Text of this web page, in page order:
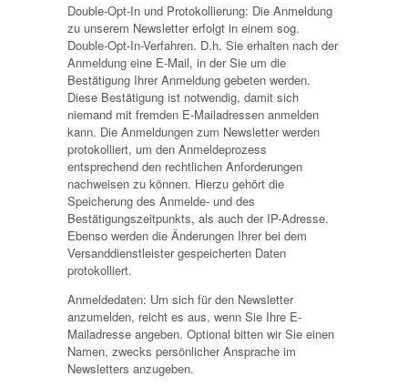
Double-Opt-In und Protokollierung: Die Anmeldung
zu unserem Newsletter erfolgt in einem sog.
Double-Opt-In-Verfahren. D.h. Sie erhalten nach der
Anmeldung eine E-Mail, in der Sie um die
Bestätigung Ihrer Anmeldung gebeten werden.
Diese Bestätigung ist notwendig, damit sich
niemand mit fremden E-Mailadressen anmelden
kann. Die Anmeldungen zum Newsletter werden
protokolliert, um den Anmeldeprozess
entsprechend den rechtlichen Anforderungen
nachweisen zu können. Hierzu gehört die
Speicherung des Anmelde- und des
Bestätigungszeitpunkts, als auch der IP-Adresse.
Ebenso werden die Änderungen Ihrer bei dem
Versanddienstleister gespeicherten Daten
protokolliert.
Anmeldedaten: Um sich für den Newsletter
anzumelden, reicht es aus, wenn Sie Ihre E-
Mailadresse angeben. Optional bitten wir Sie einen
Namen, zwecks persönlicher Ansprache im
Newsletters anzugeben.